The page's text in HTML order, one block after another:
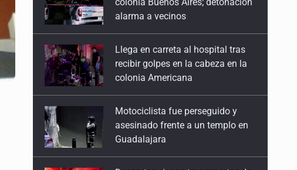
recibir golpes en la cabeza en la
colonia Americana
Motociclista fue perseguido y
asesinado frente a un templo en
Guadalajara
Descartan riesgo tras reportes de
olor a gas en tres colonias de
Tlaquepaque